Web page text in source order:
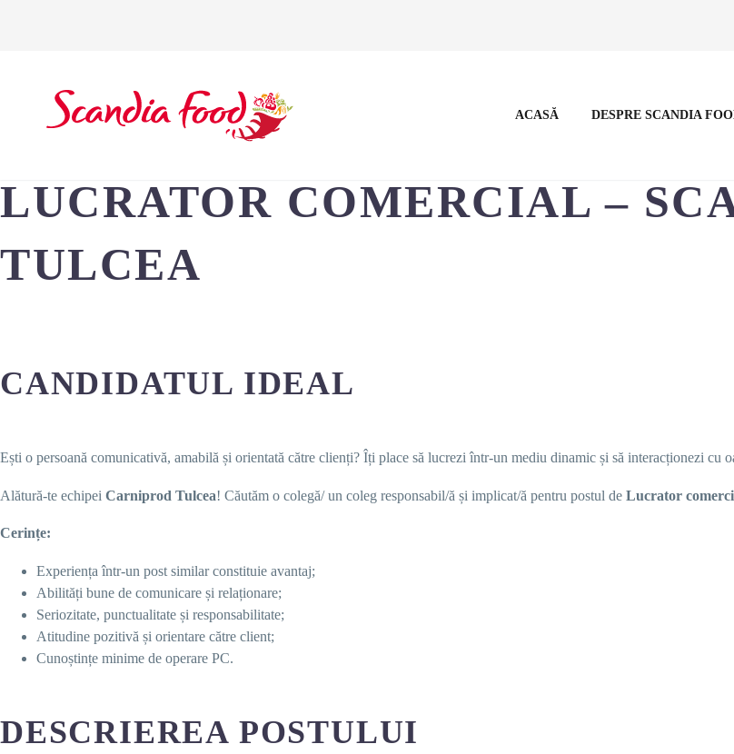
ACASĂ DESPRE SCANDIA
LUCRATOR COMERCIAL –
TULCEA
CANDIDATUL IDEAL
Ești o persoană comunicativă, amabilă și orientată către clienți? Îți place să lucrezi într-un mediu dinamic și să interacționezi cu
Alătură-te echipei Carniprod Tulcea! Căutăm o colegă/ un coleg responsabil/ă și implicat/ă pentru postul de Lucrator
Cerințe:
Experiența într-un post similar constituie avantaj;
Abilități bune de comunicare și relaționare;
Seriozitate, punctualitate și responsabilitate;
Atitudine pozitivă și orientare către client;
Cunoștințe minime de operare PC.
DESCRIEREA POSTULUI